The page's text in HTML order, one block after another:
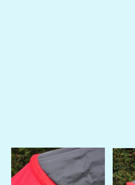
Previous